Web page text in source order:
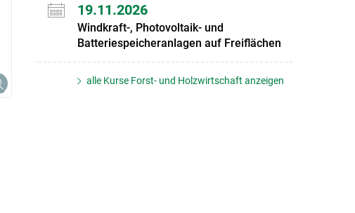
19.11.2026
Windkraft-, Photovoltaik- und
Batteriespeicheranlagen auf Freiflächen
alle Kurse Forst- und Holzwirtschaft anzeigen